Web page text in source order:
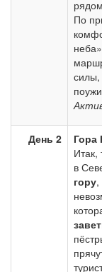
По
День 2
Гора
Итак,
в
гору